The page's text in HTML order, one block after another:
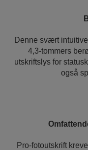
Denne svært
4,3-tommers
utskriftslys for
også
Pro-fotoutskrift